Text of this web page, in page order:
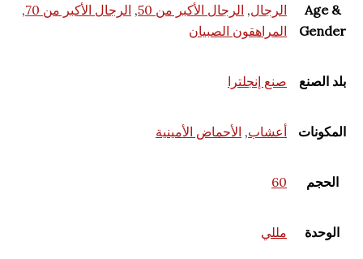
الرجال,الرجال الأكبر من 50 ,الرجال الأكبر من 70
,
المراهقون الصبيان
صنع إنجلترا
أعشاب,الأحماض الأمينية
60
مللي